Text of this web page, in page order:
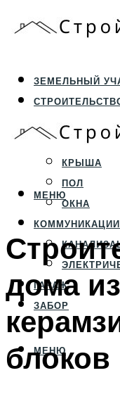
ЗЕМЕЛЬНЫЙ
КРЫША
ПОЛ
ОКНА
КОММУНИКАЦИИ
ГАРАЖ
ЗАБОР
МЕНЮ
МЕНЮ
дома из
блоков